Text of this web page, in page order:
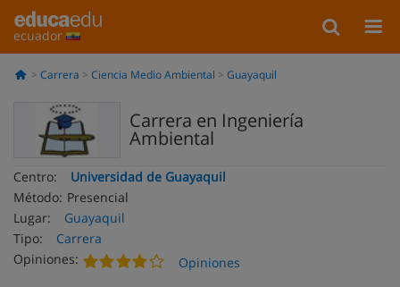
ecuador
Carrera Ciencia Medio Ambiental Guayaquil
Carrera en Ingeniería
Ambiental
Centro:
Universidad de Guayaquil
Método: Presencial
Lugar:
Guayaquil
Tipo:
Carrera
Opiniones:
Opiniones